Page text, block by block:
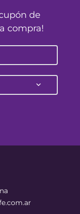
de
compra!